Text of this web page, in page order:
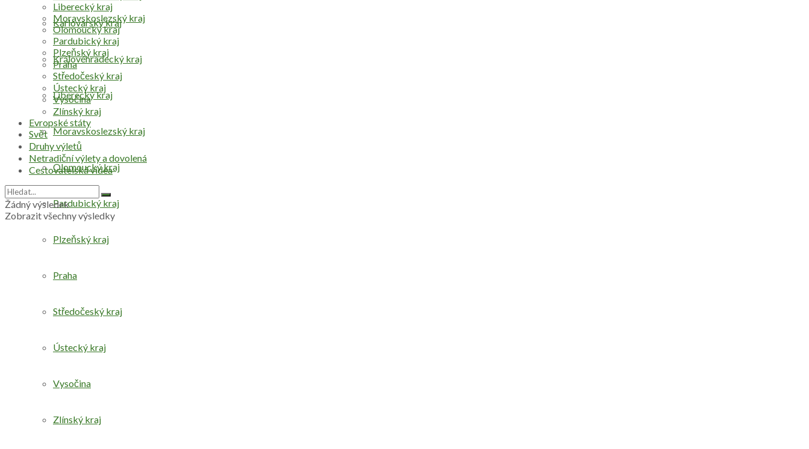
Karlovarský kraj
Královéhradecký kraj
Liberecký kraj
Moravskoslezský kraj
Olomoucký kraj
Pardubický kraj
Plzeňský kraj
Praha
Středočeský kraj
Ústecký kraj
Vysočina
Zlínský kraj
Liberecký kraj
Moravskoslezský kraj
Olomoucký kraj
Pardubický kraj
Plzeňský kraj
Praha
Středočeský kraj
Ústecký kraj
Vysočina
Zlínský kraj
Evropské státy
Svět
Druhy výletů
Netradiční výlety a dovolená
Cestovatelská videa
Žádný výsledek
Zobrazit všechny výsledky